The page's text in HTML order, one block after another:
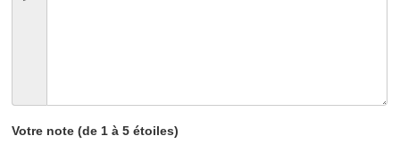
Votre note (de 1 à 5 étoiles)